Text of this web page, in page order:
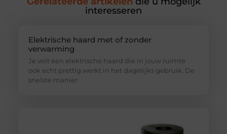
interesseren
Elektrische haard met of zonder
verwarming
Je wilt een elektrische haard die in jouw ruimte
ook echt prettig werkt in het dagelijks gebruik. De
snelste manier